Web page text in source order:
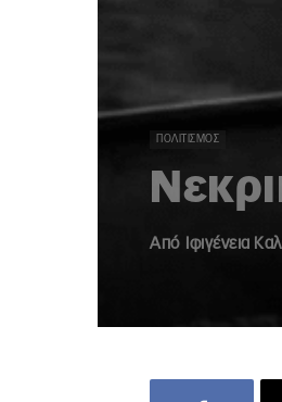
ΠΟΛΙΤΙΣΜΌΣ
Από Ιφιγένεια